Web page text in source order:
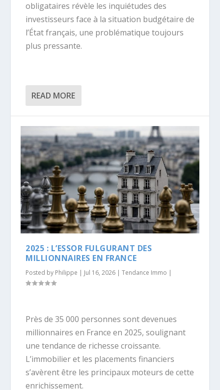
obligataires révèle les inquiétudes des
investisseurs face à la situation budgétaire de
l’État français, une problématique toujours
plus pressante.
READ MORE
2025 : L’ESSOR FULGURANT DES
MILLIONNAIRES EN FRANCE
Posted by Philippe | Jul 16, 2026 |Tendance Immo |
Près de 35 000 personnes sont devenues
millionnaires en France en 2025, soulignant
une tendance de richesse croissante.
L’immobilier et les placements financiers
s’avèrent être les principaux moteurs de cette
enrichissement.